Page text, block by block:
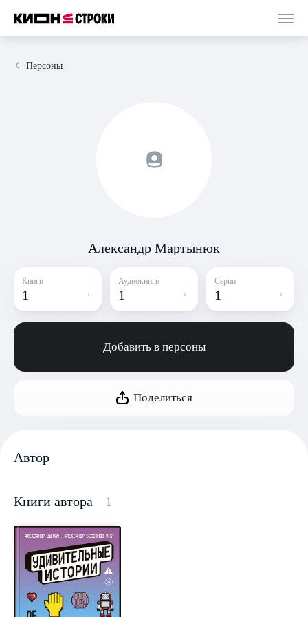
Персоны
Александр Мартынюк
Книги
1
Аудиокниги
1
Серии
1
Добавить в персоны
Поделиться
Автор
Книги автора 1